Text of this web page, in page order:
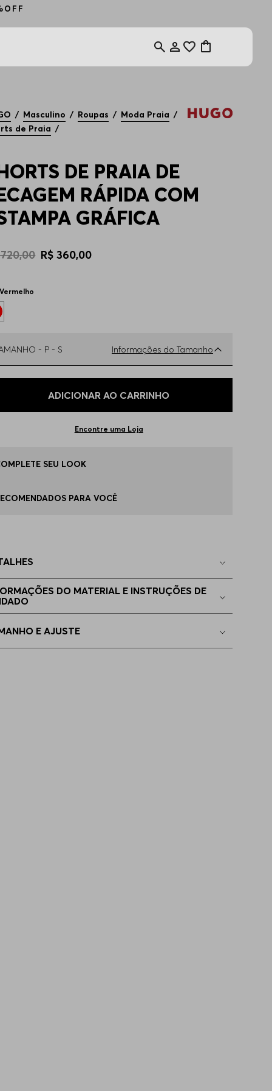
Masculino Roupas
Moda Praia
de Praia
DE PRAIA DE
RÁPIDA COM
GRÁFICA
720,00 R$ 360,00
Vermelho
- P - S Informações do Tamanho
- XS
- M
ADICIONAR AO CARRINHO
Encontre uma Loja
SEU LOOK
PARA VOCÊ
DO MATERIAL E INSTRUÇÕES DE
E AJUSTE